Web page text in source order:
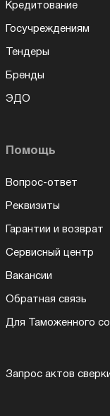
Кредитование
Госучреждениям
Тендеры
Бренды
ЭДО
Помощь
Вопрос-ответ
Реквизиты
Гарантии и возврат
Сервисный центр
Вакансии
Обратная связь
Для Таможенного
Запрос актов